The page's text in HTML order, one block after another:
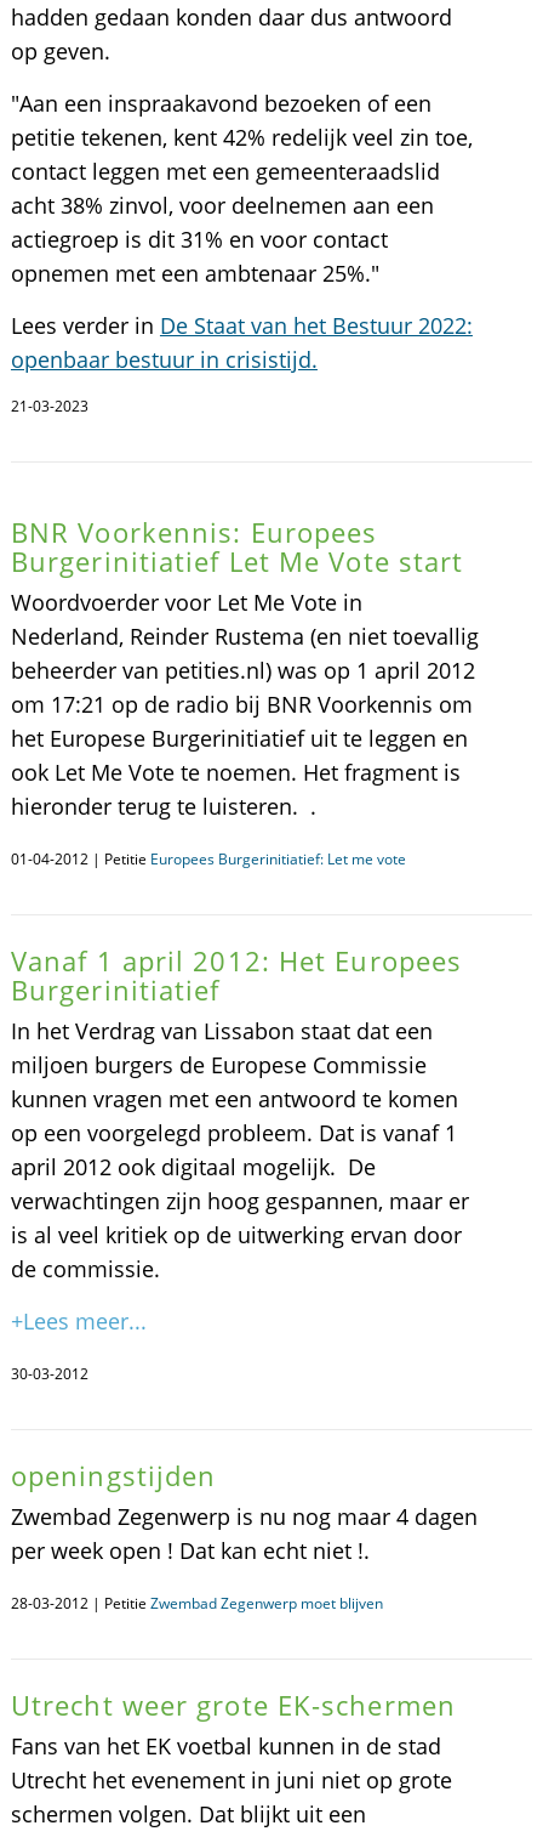
hadden gedaan konden daar dus antwoord
op geven.
"Aan een inspraakavond bezoeken of een
petitie tekenen, kent 42% redelijk veel zin toe,
contact leggen met een gemeenteraadslid
acht 38% zinvol, voor deelnemen aan een
actiegroep is dit 31% en voor contact
opnemen met een ambtenaar 25%."
Lees verder in De Staat van het Bestuur 2022:
openbaar bestuur in crisistijd.
21-03-2023
BNR Voorkennis: Europees
Burgerinitiatief Let Me Vote start
Woordvoerder voor Let Me Vote in
Nederland, Reinder Rustema (en niet toevallig
beheerder van petities.nl) was op 1 april 2012
om 17:21 op de radio bij BNR Voorkennis om
het Europese Burgerinitiatief uit te leggen en
ook Let Me Vote te noemen. Het fragment is
hieronder terug te luisteren. .
01-04-2012 | Petitie Europees Burgerinitiatief: Let me vote
Vanaf 1 april 2012: Het Europees
Burgerinitiatief
In het Verdrag van Lissabon staat dat een
miljoen burgers de Europese Commissie
kunnen vragen met een antwoord te komen
op een voorgelegd probleem. Dat is vanaf 1
april 2012 ook digitaal mogelijk. De
verwachtingen zijn hoog gespannen, maar er
is al veel kritiek op de uitwerking ervan door
de commissie.
+Lees meer...
30-03-2012
openingstijden
Zwembad Zegenwerp is nu nog maar 4 dagen
per week open ! Dat kan echt niet !.
28-03-2012 | Petitie Zwembad Zegenwerp moet blijven
Utrecht weer grote EK-schermen
Fans van het EK voetbal kunnen in de stad
Utrecht het evenement in juni niet op grote
schermen volgen. Dat blijkt uit een